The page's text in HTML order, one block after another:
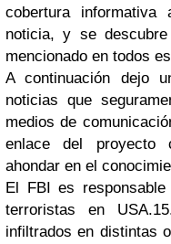
cobertura
noticia, y se
mencionado en todos
A continuación dejo
noticias que
medios de
enlace del proyecto
ahondar en el
El FBI es
terroristas en
infiltrados en distintas